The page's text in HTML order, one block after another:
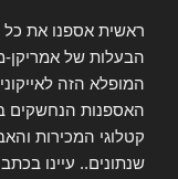
ראשית אספנו את כל
הבעלות של
המופלא הזה
האספנות הנחשקים
קטלוגי המכירות
שנתונים.. עיינו